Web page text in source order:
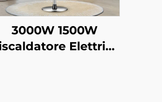
3000W 1500W
Elettrico